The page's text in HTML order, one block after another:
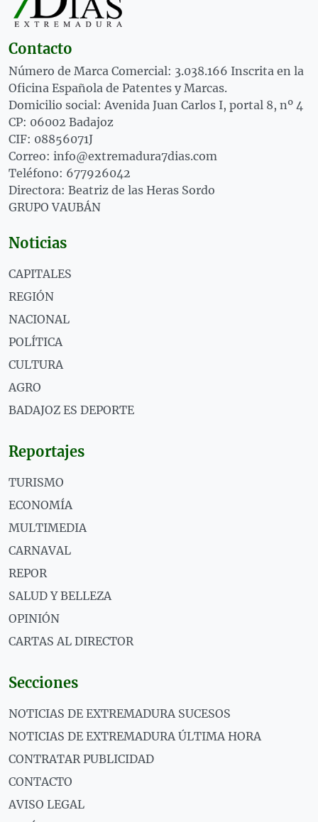
Contacto
Número de Marca Comercial: 3.038.166 Inscrita en la
Oficina Española de Patentes y Marcas.
Domicilio social: Avenida Juan Carlos I, portal 8, nº 4
CP: 06002 Badajoz
CIF: 08856071J
Correo: info@extremadura7dias.com
Teléfono: 677926042
Directora: Beatriz de las Heras Sordo
GRUPO VAUBÁN
Noticias
CAPITALES
REGIÓN
NACIONAL
POLÍTICA
CULTURA
AGRO
BADAJOZ ES DEPORTE
Reportajes
TURISMO
ECONOMÍA
MULTIMEDIA
CARNAVAL
REPOR
SALUD Y BELLEZA
OPINIÓN
CARTAS AL DIRECTOR
Secciones
NOTICIAS DE EXTREMADURA SUCESOS
NOTICIAS DE EXTREMADURA ÚLTIMA HORA
CONTRATAR PUBLICIDAD
CONTACTO
AVISO LEGAL